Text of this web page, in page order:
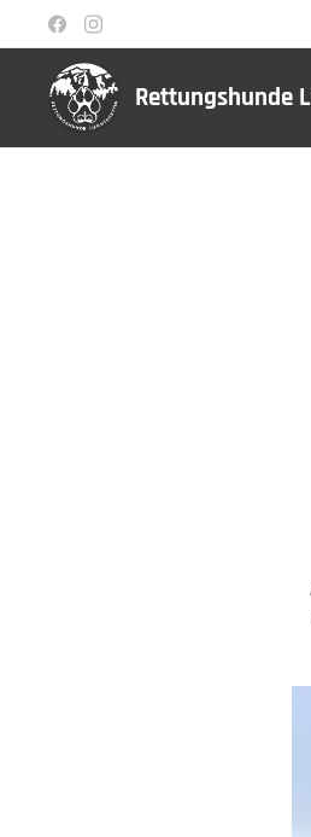
Rettungshunde